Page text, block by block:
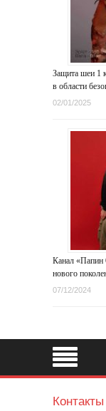
Защита шеи 1
в области
02/01/2025
Канал «Папин
нового
07/12/2024
Контакты